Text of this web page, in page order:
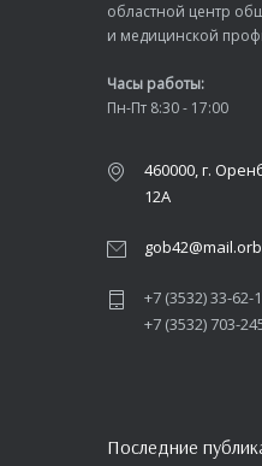
областной центр
и медицинской
Часы работы:
Пн-Пт 8:30 - 17:00
460000, г.
12А
+7 (3532) 33-62-
+7 (3532) 703-
Последние